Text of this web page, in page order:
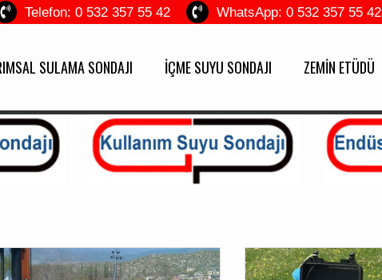
Telefon: 0 532 357 55 42 WhatsApp: 0 532 357 55 42
SULAMA SONDAJI İÇME SUYU SONDAJI ZEMİN ETÜDÜ